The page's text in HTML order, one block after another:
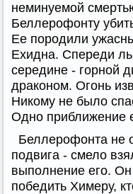
неминуемой
Беллерофонту
Ее породили
Ехидна. Спереди
середине - горной
драконом. Огонь
Никому не было
Одно приближение
Беллерофонта не
подвига - смело
выполнение его. Он
победить Химеру,